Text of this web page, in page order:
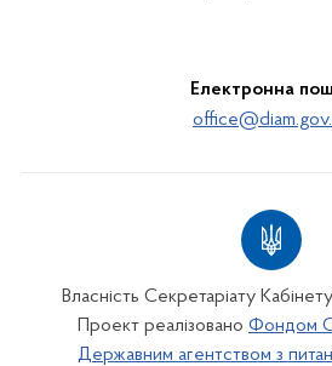
Електронна
Власність Секретаріату
Проект реалізовано Фондом
Державним агентством з